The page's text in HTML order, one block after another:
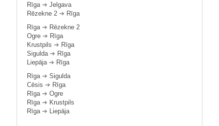
Rīga➔ Jelgava
Rēzekne 2 ➔ Rīga
Rīga➔ Rēzekne 2
Ogre ➔ Rīga
Krustpils ➔ Rīga
Sigulda➔ Rīga
Liepāja➔ Rīga
Rīga➔ Sigulda
Cēsis ➔ Rīga
Rīga➔ Ogre
Rīga➔ Krustpils
Rīga➔ Liepāja